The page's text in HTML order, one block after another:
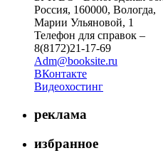
Россия, 160000, Вологда,
Марии Ульяновой, 1
Телефон для справок –
8(8172)21-17-69
Adm@booksite.ru
ВКонтакте
Видеохостинг
реклама
избранное